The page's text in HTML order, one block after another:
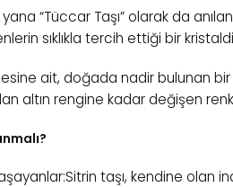
“Tüccar Taşı” olarak da
sıklıkla tercih ettiği bir
ait, doğada nadir bulunan bir
altın rengine kadar değişen
taşı, kendine olan